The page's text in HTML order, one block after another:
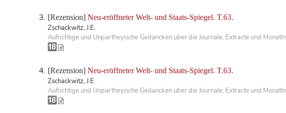
[Rezension] Neu-eröffneter Welt- und Staats-Spiegel. T.63.
Zschackwitz, J.E.
Aufrichtige und Unpartheyische Gedancken uber die Journale, Extracte und
[Rezension] Neu-eröffneter Welt- und Staats-Spiegel. T.63.
Zschackwitz, J.E.
Aufrichtige und Unpartheyische Gedancken uber die Journale, Extracte und